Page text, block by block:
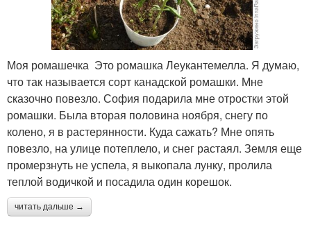
Моя ромашечка Это ромашка Леукантемелла. Я думаю,
что так называется сорт канадской ромашки. Мне
сказочно повезло. София подарила мне отростки этой
ромашки. Была вторая половина ноября, снегу по
колено, я в растерянности. Куда сажать? Мне опять
повезло, на улице потеплело, и снег растаял. Земля еще
промерзнуть не успела, я выкопала лунку, пролила
теплой водичкой и посадила один корешок.
читать дальше →